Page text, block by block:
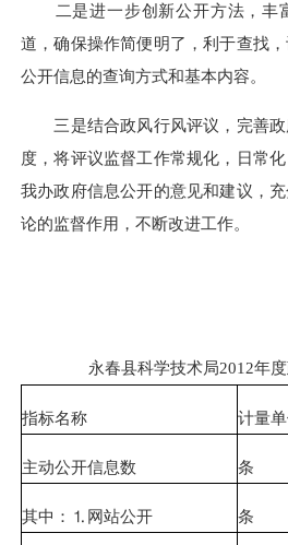
二是进一步创新公开方法，丰
道，确保操作简便明了，利于查找
公开信息的查询方式和基本内容。
三是结合政风行风评议，完善政
度，将评议监督工作常规化，日常
我办政府信息公开的意见和建议，
论的监督作用，不断改进工作。
永春县科学技术局2012年度
指标名称 计量
主动公开信息数 条
其中：⒈网站公开 条